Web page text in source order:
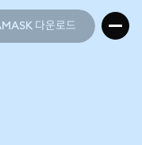
다운로드